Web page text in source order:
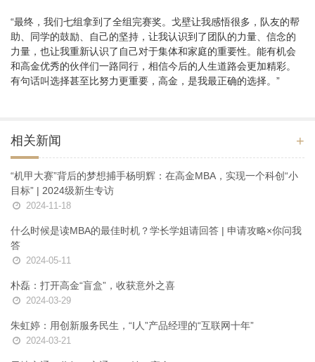
“最终，我们七组拿到了全组完赛奖。戈壁让我感悟很多，队友的帮
助、同学的鼓励、自己的坚持，让我认识到了团队的力量、信念的
力量，也让我重新认识了自己对于集体和家庭的重要性。能有机会
和高金优秀的伙伴们一路同行，相信今后的人生道路会更加精彩。
有句话叫选择甚至比努力更重要，高金，是我最正确的选择。”
相关新闻 +
“机甲大赛”背后的梦想捕手杨明辉：在高金MBA，实现一个科创“小
目标” | 2024级新生专访
2024-11-18
什么时候是读MBA的最佳时机？学长学姐请回答 | 申请攻略×你问我
答
2024-05-11
朴磊：打开高金“盲盒”，收获意外之喜
2024-03-29
朱虹婷：用创新服务民生，“I人”产品经理的“互联网十年”
2024-03-21